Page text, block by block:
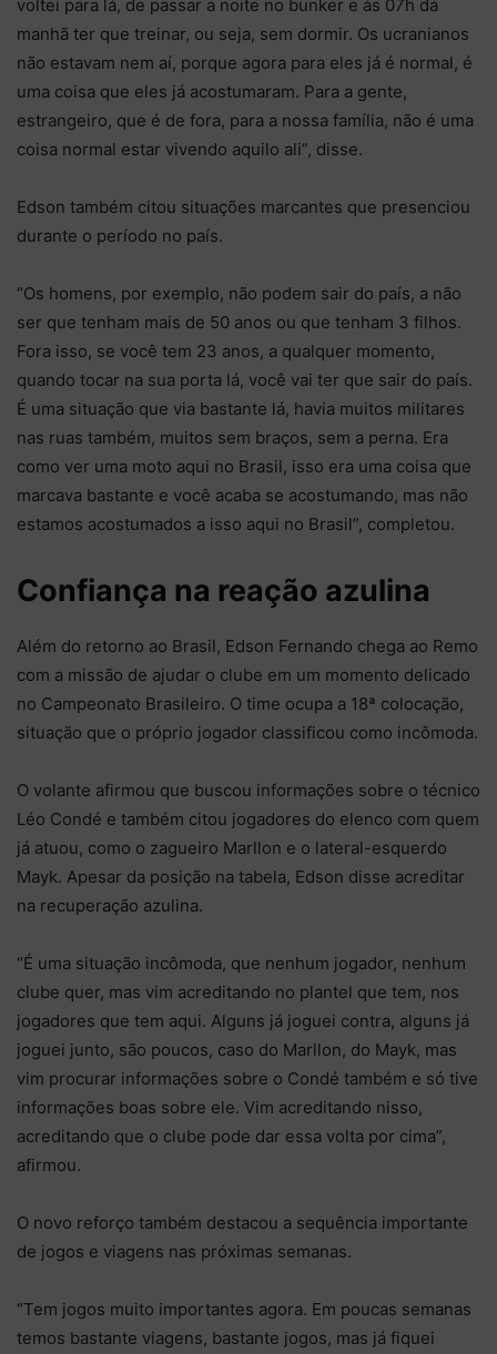
voltei para lá, de passar a noite no bunker e às 07h da
manhã ter que treinar, ou seja, sem dormir. Os ucranianos
não estavam nem aí, porque agora para eles já é normal, é
uma coisa que eles já acostumaram. Para a gente,
estrangeiro, que é de fora, para a nossa família, não é uma
coisa normal estar vivendo aquilo ali”, disse.
Edson também citou situações marcantes que presenciou
durante o período no país.
“Os homens, por exemplo, não podem sair do país, a não
ser que tenham mais de 50 anos ou que tenham 3 filhos.
Fora isso, se você tem 23 anos, a qualquer momento,
quando tocar na sua porta lá, você vai ter que sair do país.
É uma situação que via bastante lá, havia muitos militares
nas ruas também, muitos sem braços, sem a perna. Era
como ver uma moto aqui no Brasil, isso era uma coisa que
marcava bastante e você acaba se acostumando, mas não
estamos acostumados a isso aqui no Brasil”, completou.
Confiança na reação azulina
Além do retorno ao Brasil, Edson Fernando chega ao Remo
com a missão de ajudar o clube em um momento delicado
no Campeonato Brasileiro. O time ocupa a 18ª colocação,
situação que o próprio jogador classificou como incômoda.
O volante afirmou que buscou informações sobre o técnico
Léo Condé e também citou jogadores do elenco com quem
já atuou, como o zagueiro Marllon e o lateral-esquerdo
Mayk. Apesar da posição na tabela, Edson disse acreditar
na recuperação azulina.
“É uma situação incômoda, que nenhum jogador, nenhum
clube quer, mas vim acreditando no plantel que tem, nos
jogadores que tem aqui. Alguns já joguei contra, alguns já
joguei junto, são poucos, caso do Marllon, do Mayk, mas
vim procurar informações sobre o Condé também e só tive
informações boas sobre ele. Vim acreditando nisso,
acreditando que o clube pode dar essa volta por cima”,
afirmou.
O novo reforço também destacou a sequência importante
de jogos e viagens nas próximas semanas.
“Tem jogos muito importantes agora. Em poucas semanas
temos bastante viagens, bastante jogos, mas já fiquei